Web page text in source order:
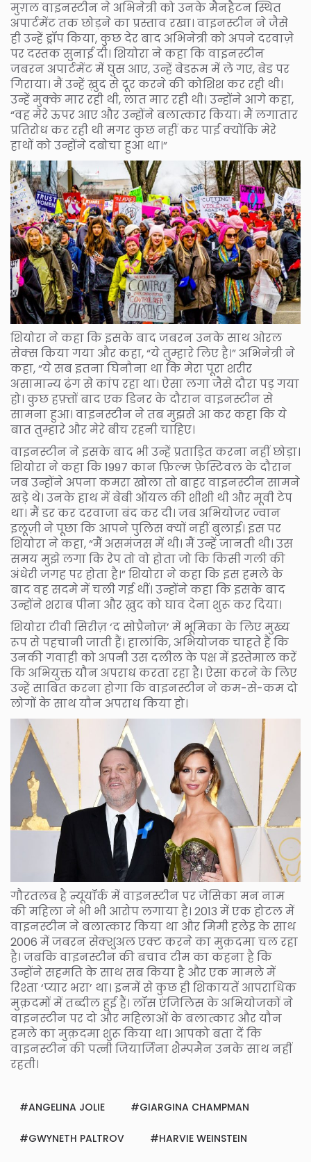
मुग़ल वाइनस्टीन ने अभिनेत्री को उनके मैनहैटन स्थित
अपार्टमेंट तक छोड़ने का प्रस्ताव रखा। वाइनस्टीन ने जैसे
ही उन्हें ड्रॉप किया, कुछ देर बाद अभिनेत्री को अपने दरवाज़े
पर दस्तक सुनाई दी। शियोरा ने कहा कि वाइनस्टीन
जबरन अपार्टमेंट में घुस आए, उन्हें बेडरूम में ले गए, बेड पर
गिराया। मैं उन्हें ख़ुद से दूर करने की कोशिश कर रही थी।
उन्हें मुक्के मार रही थी, लात मार रही थी। उन्होंने आगे कहा,
“वह मेरे ऊपर आए और उन्होंने बलात्कार किया। मैं लगातार
प्रतिरोध कर रही थी मगर कुछ नहीं कर पाई क्योंकि मेरे
हाथों को उन्होंने दबोचा हुआ था।”
शियोरा ने कहा कि इसके बाद जबरन उनके साथ ओरल
सेक्स किया गया और कहा, “ये तुम्हारे लिए है।” अभिनेत्री ने
कहा, “ये सब इतना घिनौना था कि मेरा पूरा शरीर
असामान्य ढंग से कांप रहा था। ऐसा लगा जैसे दौरा पड़ गया
हो। कुछ हफ़्तों बाद एक डिनर के दौरान वाइनस्टीन से
सामना हुआ। वाइनस्टीन ने तब मुझसे आ कर कहा कि ये
बात तुम्हारे और मेरे बीच रहनी चाहिए।
वाइनस्टीन ने इसके बाद भी उन्हें प्रताड़ित करना नहीं छोड़ा।
शियोरा ने कहा कि 1997 कान फ़िल्म फ़ेस्टिवल के दौरान
जब उन्होंने अपना कमरा खोला तो बाहर वाइनस्टीन सामने
खड़े थे। उनके हाथ में बेबी ऑयल की शीशी थी और मूवी टेप
था। मैं डर कर दरवाजा बंद कर दी। जब अभियोजर ज्वान
इलूज़ी ने पूछा कि आपने पुलिस क्यों नहीं बुलाई। इस पर
शियोरा ने कहा, “मैं असमंजस में थी। मैं उन्हें जानती थी। उस
समय मुझे लगा कि रेप तो वो होता जो कि किसी गली की
अंधेरी जगह पर होता है।” शियोरा ने कहा कि इस हमले के
बाद वह सदमे में चली गई थीं। उन्होंने कहा कि इसके बाद
उन्होंने शराब पीना और ख़ुद को घाव देना शुरू कर दिया।
शियोरा टीवी सिरीज़ ‘द सोप्रैनोज़’ में भूमिका के लिए मुख्य
रूप से पहचानी जाती हैं। हालांकि, अभियोजक चाहते हैं कि
उनकी गवाही को अपनी उस दलील के पक्ष में इस्तेमाल करें
कि अभियुक्त यौन अपराध करता रहा है। ऐसा करने के लिए
उन्हें साबित करना होगा कि वाइनस्टीन ने कम-से-कम दो
लोगों के साथ यौन अपराध किया हो।
गौरतलब है न्यूयॉर्क में वाइनस्टीन पर जेसिका मन नाम
की महिला ने भी भी आरोप लगाया है। 2013 में एक होटल में
वाइनस्टीन ने बलात्कार किया था और मिमी हलेइ के साथ
2006 में जबरन सेक्शुअल एक्ट करने का मुक़दमा चल रहा
है। जबकि वाइनस्टीन की बचाव टीम का कहना है कि
उन्होंने सहमति के साथ सब किया है और एक मामले में
रिश्ता ‘प्यार भरा’ था। इनमें से कुछ ही शिकायतें आपराधिक
मुक़दमों में तब्दील हुई हैं। लॉस एंजिलिस के अभियोजकों ने
वाइनस्टीन पर दो और महिलाओं के बलात्कार और यौन
हमले का मुक़दमा शुरू किया था। आपको बता दें कि
वाइनस्टीन की पत्नी जियार्जिना शैम्पमैन उनके साथ नहीं
रहती।
ANGELINA JOLIE GIARGINA CHAMPMAN
GWYNETH PALTROV HARVIE WEINSTEIN